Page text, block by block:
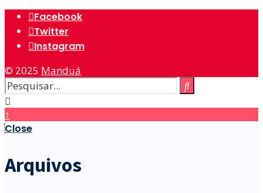
Facebook
Twitter
Instagram
© 2025 Manduá
↑
Close
Arquivos